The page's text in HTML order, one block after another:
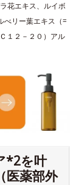
花エキス、ルイボ
べリー葉エキス（=
１２－２０）アル
*2を叶
医薬部外